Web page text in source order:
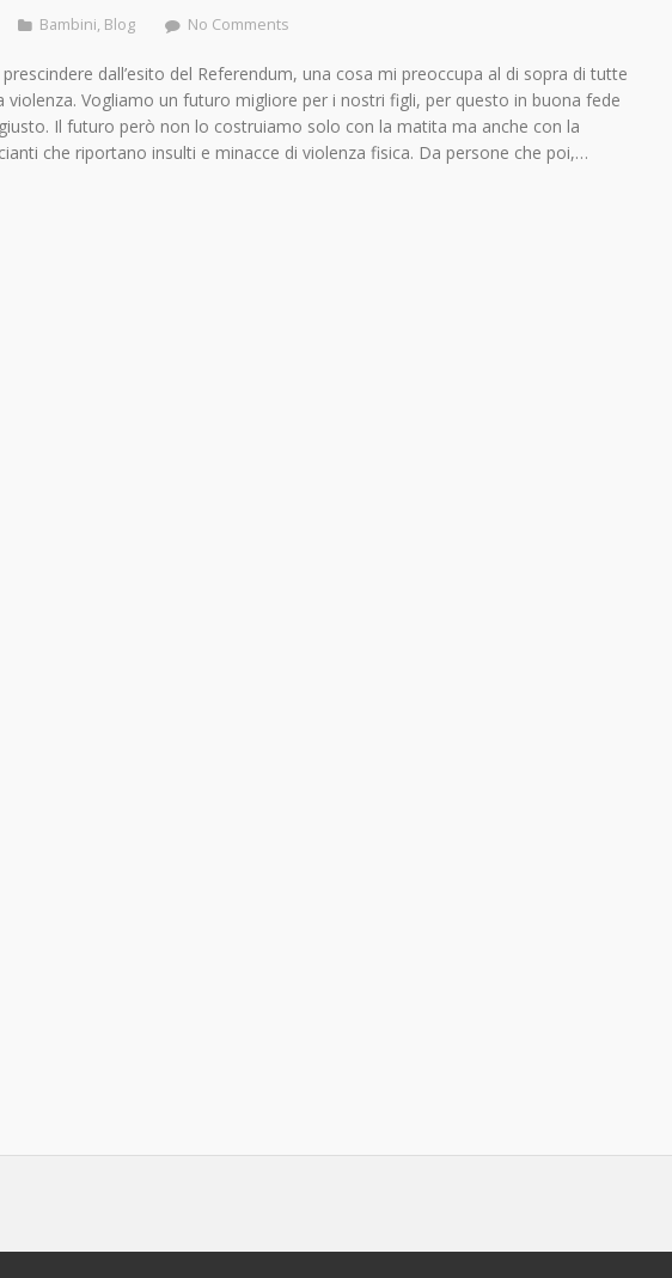
Bambini, Blog No Comments
dall’esito del Referendum, una cosa mi preoccupa al di sopra di tutte
Vogliamo un futuro migliore per i nostri figli, per questo in buona fede
Il futuro però non lo costruiamo solo con la matita ma anche con la
che riportano insulti e minacce di violenza fisica. Da persone che poi,…